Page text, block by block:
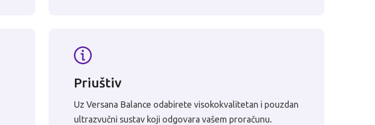
Priuštiv
Uz Versana Balance odabirete visokokvalitetan i pouzdan
ultrazvučni sustav koji odgovara vašem proračunu.